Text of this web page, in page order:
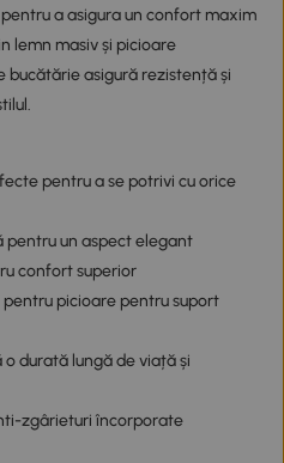
a asigura un confort maxim
lemn masiv și picioare
asigură rezistență și
pentru a se potrivi cu orice
pentru un aspect elegant
confort superior
pentru picioare pentru suport
o durată lungă de viață și
zgârieturi încorporate